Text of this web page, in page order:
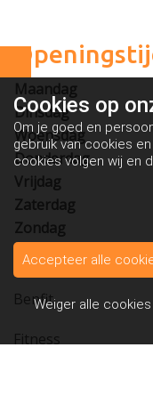
Maandag
Dinsdag
Woensdag
Donderdag
Vrijdag
Zaterdag
Zondag
Sitemap
Benfit
Fitness
Cookies op
Om je goed en
gebruik van cookies
cookies volgen wij en
website. Hiermee
en dit maakt het voor
social media.
Bekijk
Accepteer alle
Weiger alle cookies